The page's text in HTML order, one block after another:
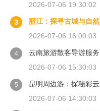
2026-07-06 19:30:02
3
丽江：探寻古城与自
2026-07-06 16:00:03
4
云南旅游散客导游服
2026-07-06 15:30:03
5
昆明周边游：探秘彩
2026-07-06 14:30:03